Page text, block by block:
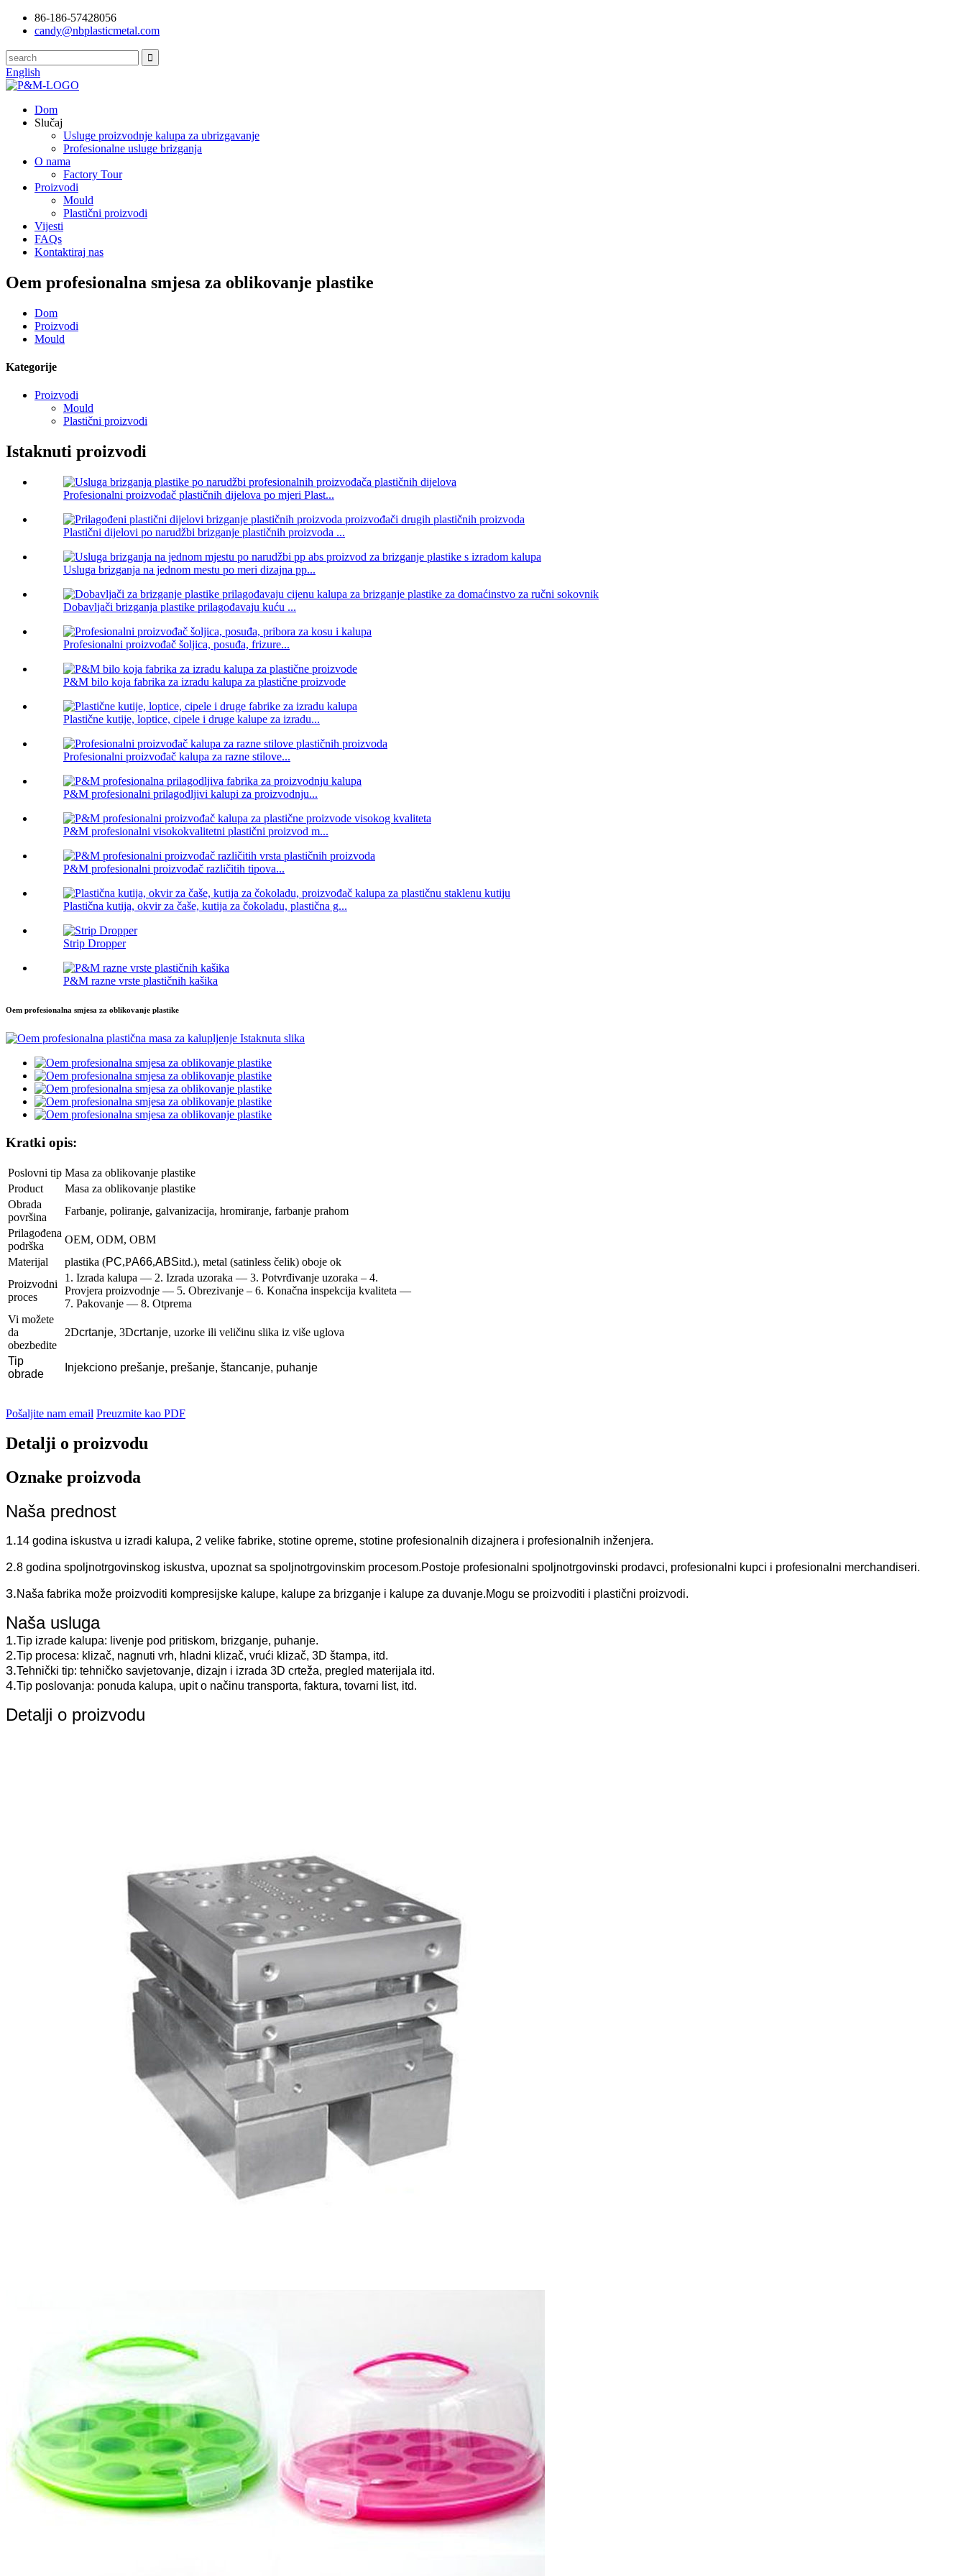
86-186-57428056
candy@nbplasticmetal.com
English
Dom
Slučaj
Usluge proizvodnje kalupa za ubrizgavanje
Profesionalne usluge brizganja
O nama
Factory Tour
Proizvodi
Mould
Plastični proizvodi
Vijesti
FAQs
Kontaktiraj nas
Oem profesionalna smjesa za oblikovanje plastike
Dom
Proizvodi
Mould
Kategorije
Proizvodi
Mould
Plastični proizvodi
Istaknuti proizvodi
Profesionalni proizvođač plastičnih dijelova po mjeri Plast...
Plastični dijelovi po narudžbi brizganje plastičnih proizvoda ...
Usluga brizganja na jednom mestu po meri dizajna pp...
Dobavljači brizganja plastike prilagođavaju kuću ...
Profesionalni proizvođač šoljica, posuđa, frizure...
P&M bilo koja fabrika za izradu kalupa za plastične proizvode
Plastične kutije, loptice, cipele i druge kalupe za izradu...
Profesionalni proizvođač kalupa za razne stilove...
P&M profesionalni prilagodljivi kalupi za proizvodnju...
P&M profesionalni visokokvalitetni plastični proizvod m...
P&M profesionalni proizvođač različitih tipova...
Plastična kutija, okvir za čaše, kutija za čokoladu, plastična g...
Strip Dropper
P&M razne vrste plastičnih kašika
Oem profesionalna smjesa za oblikovanje plastike
Kratki opis:
Poslovni tip Masa za oblikovanje plastike
Product
Masa za oblikovanje plastike
Obrada
površina
Farbanje, poliranje, galvanizacija, hromiranje, farbanje prahom
Prilagođena
podrška
OEM, ODM, OBM
Materijal
plastika (PC,PA66,ABSitd.), metal (satinless čelik) oboje ok
Proizvodni
proces
1. Izrada kalupa — 2. Izrada uzoraka — 3. Potvrđivanje uzoraka – 4.
Provjera proizvodnje — 5. Obrezivanje – 6. Konačna inspekcija kvaliteta —
7. Pakovanje — 8. Otprema
Vi možete
da
obezbedite
2Dcrtanje, 3Dcrtanje, uzorke ili veličinu slika iz više uglova
Tip
obrade
Injekciono prešanje, prešanje, štancanje, puhanje
Pošaljite nam email Preuzmite kao PDF
Detalji o proizvodu
Oznake proizvoda
Naša prednost
1.14 godina iskustva u izradi kalupa, 2 velike fabrike, stotine opreme, stotine profesionalnih dizajnera i profesionalnih inženjera.
2.8 godina spoljnotrgovinskog iskustva, upoznat sa spoljnotrgovinskim procesom.Postoje profesionalni spoljnotrgovinski prodavci, profesionalni kupci i profesionalni merchandiseri.
3.Naša fabrika može proizvoditi kompresijske kalupe, kalupe za brizganje i kalupe za duvanje.Mogu se proizvoditi i plastični proizvodi.
Naša usluga
1.Tip izrade kalupa: livenje pod pritiskom, brizganje, puhanje.
2.Tip procesa: klizač, nagnuti vrh, hladni klizač, vrući klizač, 3D štampa, itd.
3.Tehnički tip: tehničko savjetovanje, dizajn i izrada 3D crteža, pregled materijala itd.
4.Tip poslovanja: ponuda kalupa, upit o načinu transporta, faktura, tovarni list, itd.
Detalji o proizvodu